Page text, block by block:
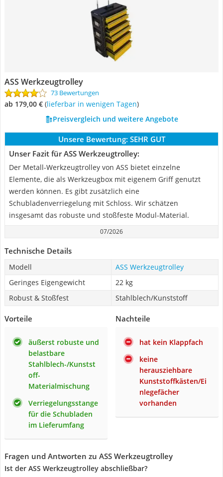
ASS Werkzeugtrolley
73 Bewertungen
ab 179,00 € ( Lieferbar in wenigen Tagen)
Preisvergleich und weitere Angebote
Unsere Bewertung: SEHR GUT
Unser Fazit für ASS Werkzeugtrolley:
Der Metall-Werkzeugtrolley von ASS bietet einzelne
Elemente, die als Werkzeugbox mit eigenem Griff genutzt
werden können. Es gibt zusätzlich eine
Schubladenverriegelung mit Schloss. Wir schätzen
insgesamt das robuste und stoßfeste Modul-Material.
07/2026
Technische Details
Modell
ASS Werkzeugtrolley
Geringes Eigengewicht
22 kg
Robust & Stoßfest
Stahlblech/Kunststoff
Vorteile
äußerst robuste und
belastbare
Stahlblech-/Kunstst
off-
Materialmischung
Verriegelungsstange
für die Schubladen
im Lieferumfang
Nachteile
hat kein Klappfach
keine
herausziehbare
Kunststoffkästen/Ei
nlegefächer
vorhanden
Fragen und Antworten zu ASS Werkzeugtrolley
Ist der ASS Werkzeugtrolley abschließbar?